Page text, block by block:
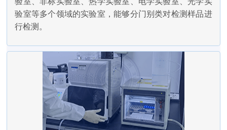
验室等多个领域的实验室，能够分门别类对检测样品进
行检测。